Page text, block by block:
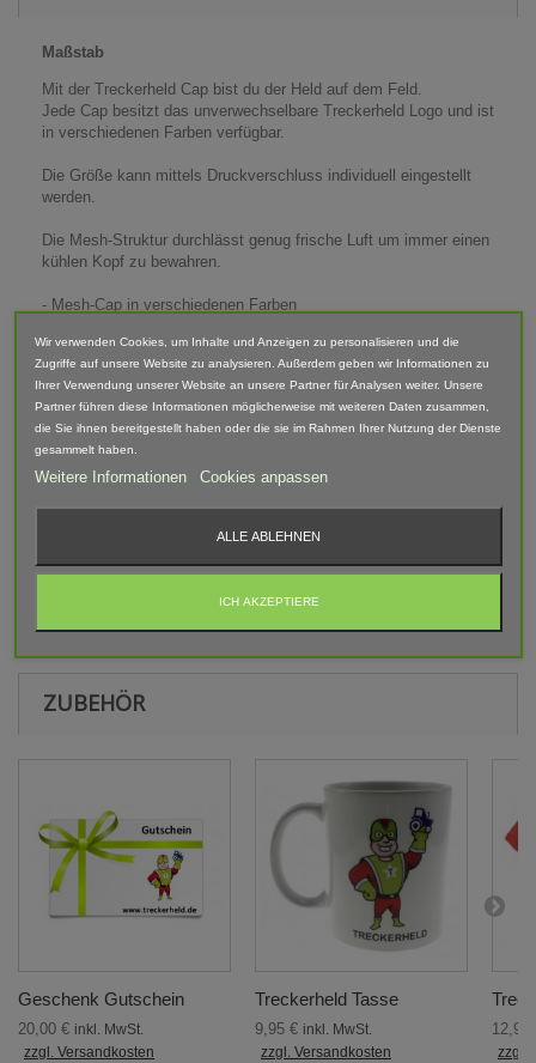
Maßstab
Mit der Treckerheld Cap bist du der Held auf dem Feld.
Jede Cap besitzt das unverwechselbare Treckerheld Logo und ist
in verschiedenen Farben verfügbar.
Die Größe kann mittels Druckverschluss individuell eingestellt
werden.
Die Mesh-Struktur durchlässt genug frische Luft um immer einen
kühlen Kopf zu bewahren.
- Mesh-Cap in verschiedenen Farben
- eingearbeitetes Fashion-Schweißband
Material: 100% Polyester
Visier: 100% Baumwolle
Lieferumfang: Trekcerheld Cap
BEWERTUNGEN
Aktuell keine Kunden-Kommentare
ZUBEHÖR
Geschenk Gutschein
20,00 € inkl. MwSt.
zzgl. Versandkosten
Treckerheld Tasse
9,95 € inkl. MwSt.
zzgl. Versandkosten
zzgl.
Wir verwenden Cookies, um Inhalte und Anzeigen zu personalisieren und die
Zugriffe auf unsere Website zu analysieren. Außerdem geben wir Informationen zu
Ihrer Verwendung unserer Website an unsere Partner für Analysen weiter. Unsere
Partner führen diese Informationen möglicherweise mit weiteren Daten zusammen,
die Sie ihnen bereitgestellt haben oder die sie im Rahmen Ihrer Nutzung der Dienste
gesammelt haben.
Weitere Informationen Cookies anpassen
ALLE ABLEHNEN
ICH AKZEPTIERE